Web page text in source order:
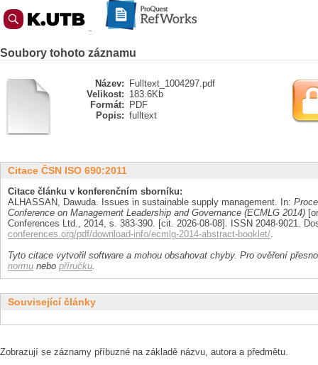
Soubory tohoto záznamu
Název:
Fulltext_1004297.pdf
Velikost: 183.6Kb
Formát:
PDF
Popis: fulltext
Citace ČSN ISO 690:2011
Citace článku v konferenčním sborníku:
ALHASSAN, Dawuda. Issues in sustainable supply management. In:
Conference on Management Leadership and Governance (ECMLG 2014)
Conferences Ltd., 2014, s. 383-390. [cit. 2026-08-08]. ISSN 2048-9021.
conferences.org/pdf/download-info/ecmlg-2014-abstract-booklet/.
Tyto citace vytvořil software a mohou obsahovat chyby. Pro ověření
normu nebo příručku.
Související články
Zobrazují se záznamy příbuzné na základě názvu, autora a předmětu.